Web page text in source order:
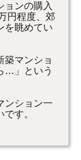
ョンの購入
円程度、郊
を眺めてい
築マンショ
…」という
ンション一
す。